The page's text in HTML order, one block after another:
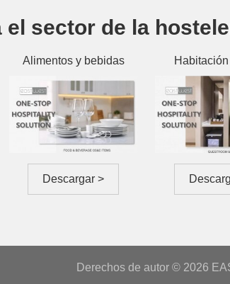
el sector de la
Alimentos y bebidas
Descargar >
Derechos de autor © 2026